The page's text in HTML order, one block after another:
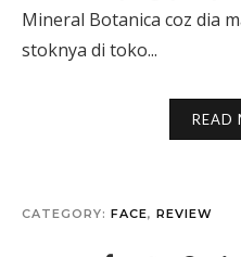
Mineral Botanica coz dia
stoknya di toko...
READ
CATEGORY: FACE, REVIEW